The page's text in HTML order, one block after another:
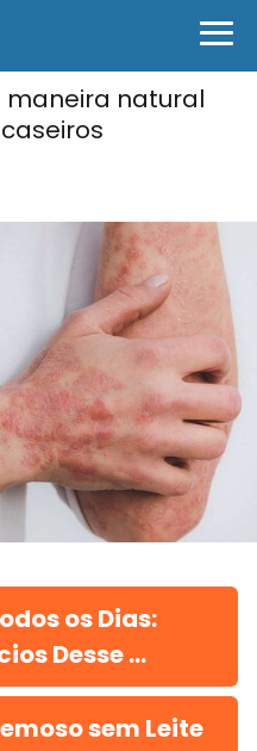
maneira natural
os Dias:
Desse ...
sem Leite